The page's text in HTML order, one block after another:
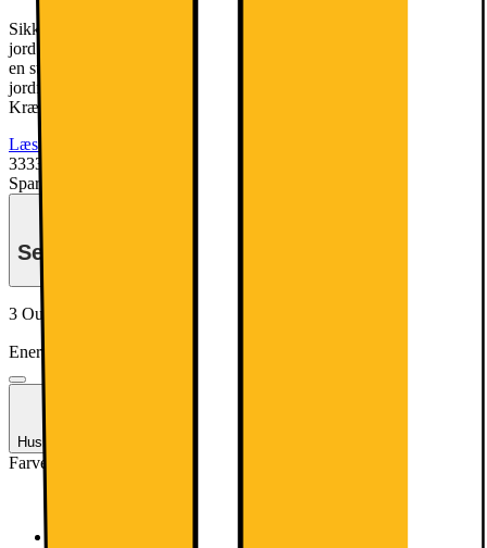
Sikkerhedsstyrelsen SIK.DK anbefaler, at du bruger omformer til
jord på hvidevarer. Denne vare leveres uden jordforbindelse, hvorfor
en stikprop til jordforbindelse er nødvendig for at opnå
jordforbindelse. Denne kan tilkøbes i leveringsprocessen. NB!
Kræver jordforbindelse i din stikkontakt.
Læs mere
3333.-
Spar 3666
Se månedspris ved delbetaling.
3 Outlet-produkt tilgængeligt
Energimærkning
Husk stikprop til din hvidevare
Farve